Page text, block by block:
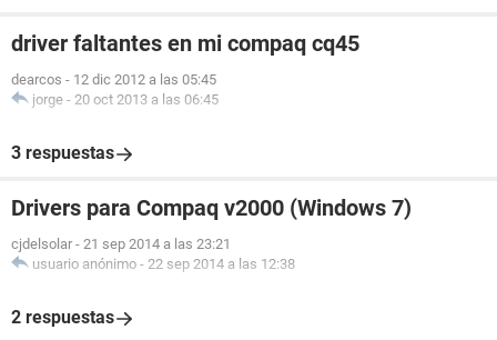
driver faltantes en mi compaq cq45
dearcos - 12 dic 2012 a las 05:45
jorge - 20 oct 2013 a las 06:45
3 respuestas
Drivers para Compaq v2000 (Windows 7)
cjdelsolar - 21 sep 2014 a las 23:21
usuario anónimo - 22 sep 2014 a las 12:38
2 respuestas